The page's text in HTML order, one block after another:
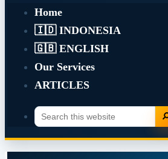
Home
🇮🇩 INDONESIA
🇬🇧 ENGLISH
Our Services
ARTICLES
Search
website